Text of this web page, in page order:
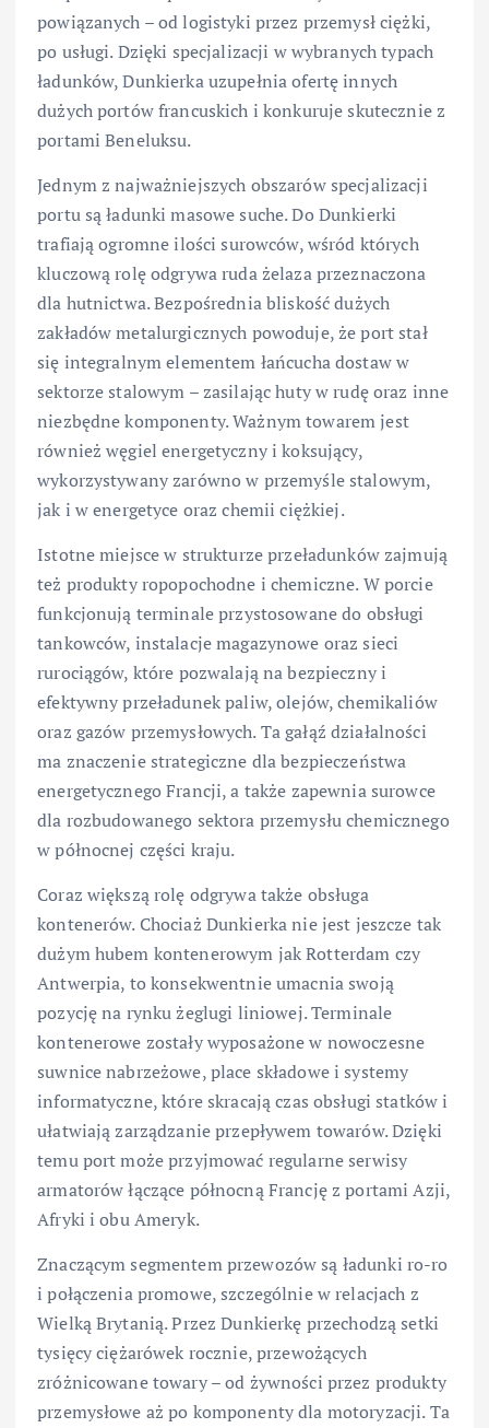
powiązanych – od logistyki przez przemysł ciężki,
po usługi. Dzięki specjalizacji w wybranych typach
ładunków, Dunkierka uzupełnia ofertę innych
dużych portów francuskich i konkuruje skutecznie z
portami Beneluksu.
Jednym z najważniejszych obszarów specjalizacji
portu są ładunki masowe suche. Do Dunkierki
trafiają ogromne ilości surowców, wśród których
kluczową rolę odgrywa ruda żelaza przeznaczona
dla hutnictwa. Bezpośrednia bliskość dużych
zakładów metalurgicznych powoduje, że port stał
się integralnym elementem łańcucha dostaw w
sektorze stalowym – zasilając huty w rudę oraz inne
niezbędne komponenty. Ważnym towarem jest
również węgiel energetyczny i koksujący,
wykorzystywany zarówno w przemyśle stalowym,
jak i w energetyce oraz chemii ciężkiej.
Istotne miejsce w strukturze przeładunków zajmują
też produkty ropopochodne i chemiczne. W porcie
funkcjonują terminale przystosowane do obsługi
tankowców, instalacje magazynowe oraz sieci
rurociągów, które pozwalają na bezpieczny i
efektywny przeładunek paliw, olejów, chemikaliów
oraz gazów przemysłowych. Ta gałąź działalności
ma znaczenie strategiczne dla bezpieczeństwa
energetycznego Francji, a także zapewnia surowce
dla rozbudowanego sektora przemysłu chemicznego
w północnej części kraju.
Coraz większą rolę odgrywa także obsługa
kontenerów. Chociaż Dunkierka nie jest jeszcze tak
dużym hubem kontenerowym jak Rotterdam czy
Antwerpia, to konsekwentnie umacnia swoją
pozycję na rynku żeglugi liniowej. Terminale
kontenerowe zostały wyposażone w nowoczesne
suwnice nabrzeżowe, place składowe i systemy
informatyczne, które skracają czas obsługi statków i
ułatwiają zarządzanie przepływem towarów. Dzięki
temu port może przyjmować regularne serwisy
armatorów łączące północną Francję z portami Azji,
Afryki i obu Ameryk.
Znaczącym segmentem przewozów są ładunki ro-ro
i połączenia promowe, szczególnie w relacjach z
Wielką Brytanią. Przez Dunkierkę przechodzą setki
tysięcy ciężarówek rocznie, przewożących
zróżnicowane towary – od żywności przez produkty
przemysłowe aż po komponenty dla motoryzacji. Ta